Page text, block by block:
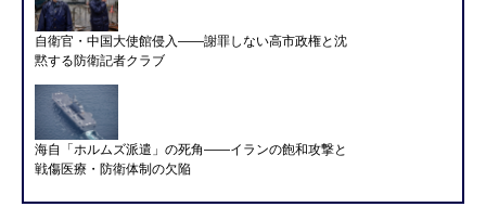
自衛官・中国大使館侵入——謝罪しない高市政権と沈
黙する防衛記者クラブ
海自「ホルムズ派遣」の死角――イランの飽和攻撃と
戦傷医療・防衛体制の欠陥